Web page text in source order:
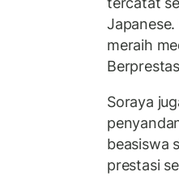
meraih
Soraya
beasiswa
prestasi